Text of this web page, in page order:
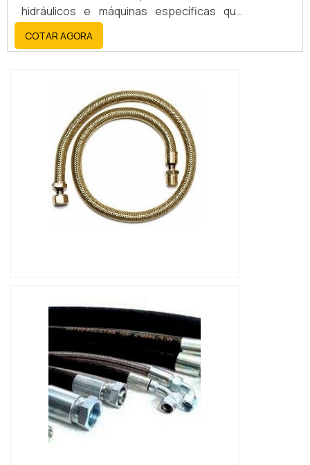
hidráulicos e máquinas específicas que
necessitem deste tipo de ligação para
condução.São estruturas flexíveis que
líquidos, sólidos ou gasosos.Usualidade do
produtoAs mangueiras hidráulicas
campinas podem ser usadas em ...
COTAR AGORA